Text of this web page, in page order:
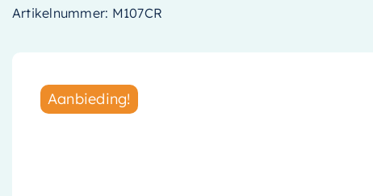
Artikelnummer: M107CR
Aanbieding!